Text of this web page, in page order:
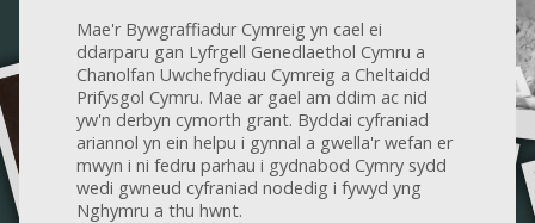
Mae'r Bywgraffiadur Cymreig yn cael ei
ddarparu gan Lyfrgell Genedlaethol Cymru a
Chanolfan Uwchefrydiau Cymreig a Cheltaidd
Prifysgol Cymru. Mae ar gael am ddim ac nid
yw'n derbyn cymorth grant. Byddai cyfraniad
ariannol yn ein helpu i gynnal a gwella'r wefan er
mwyn i ni fedru parhau i gydnabod Cymry sydd
wedi gwneud cyfraniad nodedig i fywyd yng
Nghymru a thu hwnt.